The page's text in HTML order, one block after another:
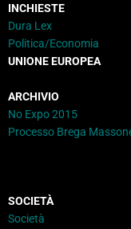
INCHIESTE
Dura Lex
Politica/Economia
UNIONE EUROPEA
ARCHIVIO
No Expo 2015
Processo Brega
SOCIETÀ
Società